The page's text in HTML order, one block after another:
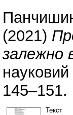
(2021)
залежно
145–151.
Текст